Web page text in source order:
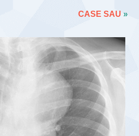
CASE SAU »